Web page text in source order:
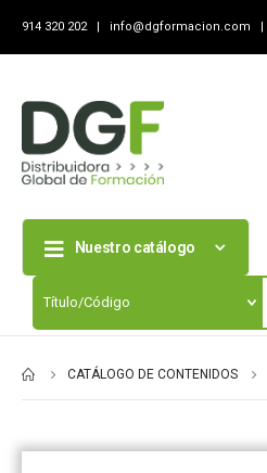
914 320 202 | info@dgformacion.com |
Nuestro catálogo
CATÁLOGO DE CONTENIDOS